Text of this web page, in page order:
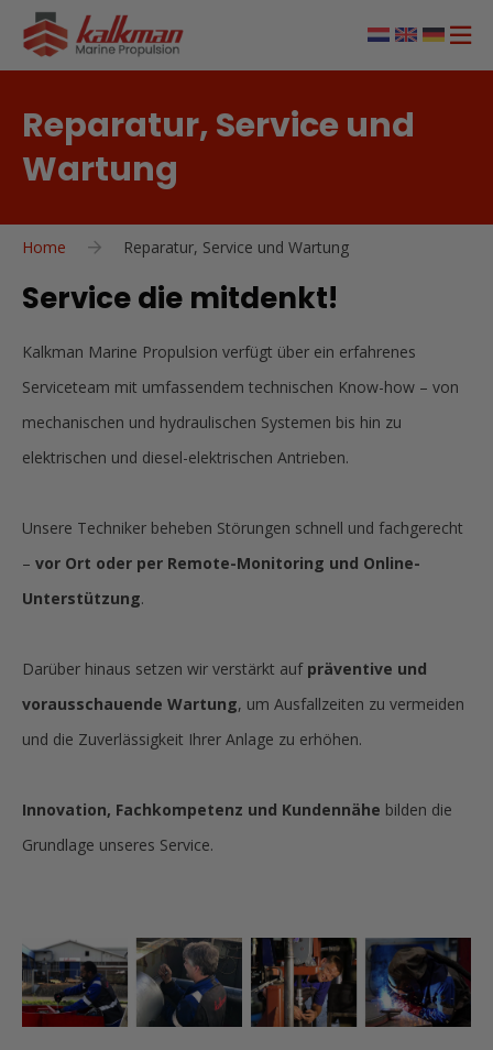
Reparatur, Service und
Wartung
Home Reparatur, Service und Wartung
Service die mitdenkt!
Kalkman Marine Propulsion verfügt über ein erfahrenes
Serviceteam mit umfassendem technischen Know-how – von
mechanischen und hydraulischen Systemen bis hin zu
elektrischen und diesel-elektrischen Antrieben.
Unsere Techniker beheben Störungen schnell und fachgerecht
– vor Ort oder per Remote-Monitoring und Online-
Unterstützung.
Darüber hinaus setzen wir verstärkt auf präventive und
vorausschauende Wartung, um Ausfallzeiten zu vermeiden
und die Zuverlässigkeit Ihrer Anlage zu erhöhen.
Innovation, Fachkompetenz und Kundennähe bilden die
Grundlage unseres Service.